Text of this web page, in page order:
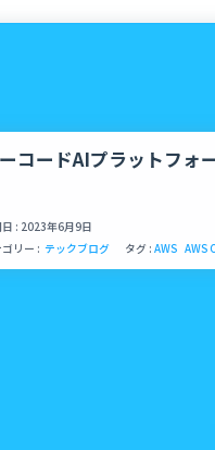
コードAIプラットフォ
: 2023年6月9日
リー : テックブログ タグ :AWS AWS